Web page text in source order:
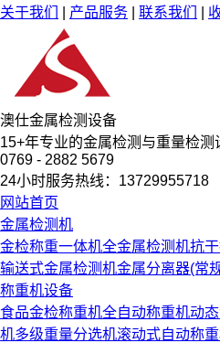
关于我们 产品服务 联系我们
澳仕金属检测设备
15+年专业的金属检测与重量检测
0769 - 2882 5679
24小时服务热线：13729955718
网站首页
金属检测机
金检称重一体机全金属检测机抗
输送式金属检测机金属分离器(常
称重机设备
食品金检称重机全自动称重机动
机多级重量分选机滚动式自动称